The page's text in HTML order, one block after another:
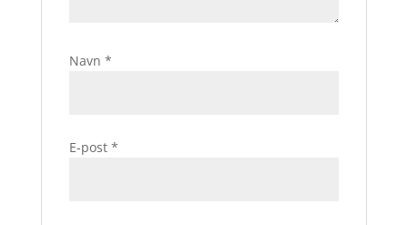
Navn *
E-post *